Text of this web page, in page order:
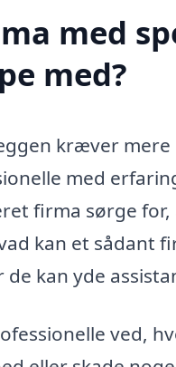
med
med?
kræver
med
firma sørge
kan et sådant
kan yde
ved,